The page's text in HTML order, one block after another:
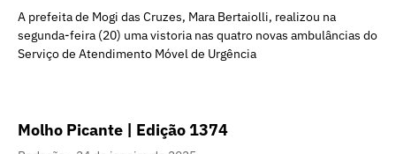
A prefeita de Mogi das Cruzes, Mara Bertaiolli, realizou na
segunda-feira (20) uma vistoria nas quatro novas ambulâncias do
Serviço de Atendimento Móvel de Urgência
Molho Picante | Edição 1374